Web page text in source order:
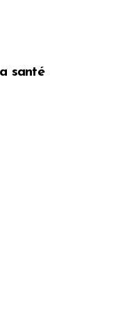
santé